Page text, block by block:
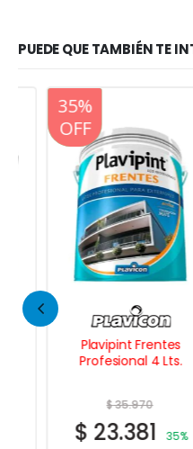
PUEDE QUE TAMBIÉN TE
20%
OFF
35%
OFF
Plavipint Frentes
Profesional 4 Lts.
35.970
23.381
35%